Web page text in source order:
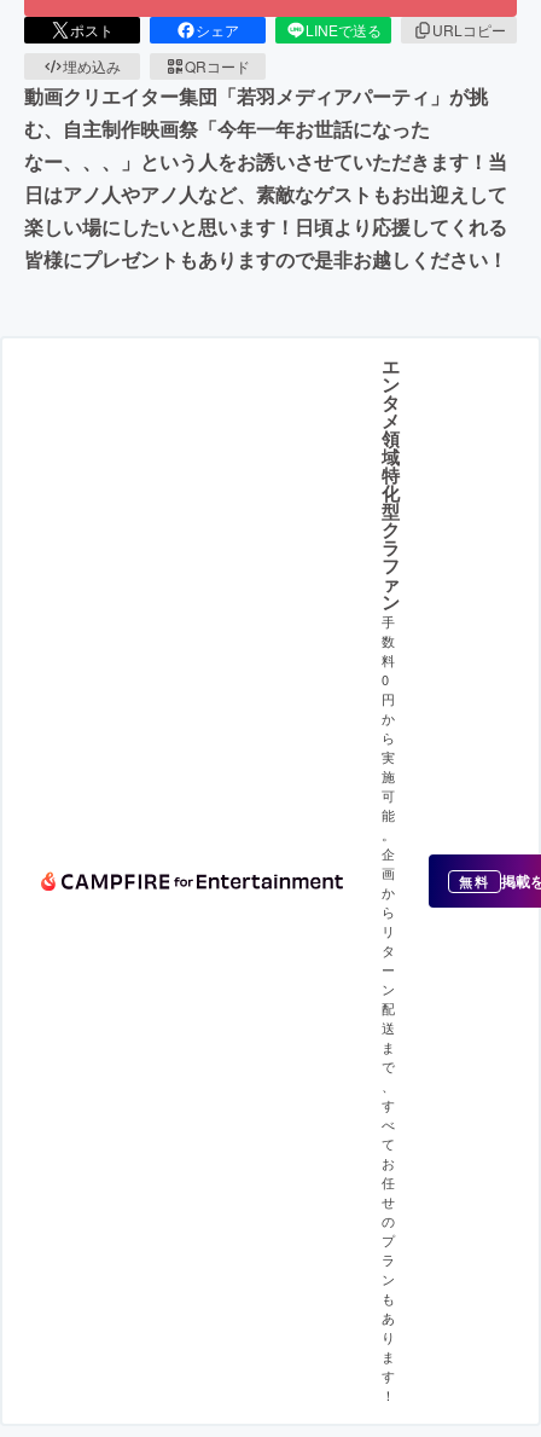
ポスト シェア LINEで送る
URLコピー
埋め込み
QRコード
動画クリエイター集団「若羽メディアパーティ」が挑
む、自主制作映画祭「今年一年お世話になった
なー、、、」という人をお誘いさせていただきます！当
日はアノ人やアノ人など、素敵なゲストもお出迎えして
楽しい場にしたいと思います！日頃より応援してくれる
皆様にプレゼントもありますので是非お越しください！
エ
ン
タ
メ
領
域
特
化
型
ク
ラ
フ
ァ
ン
手
数
料
0
円
か
ら
実
施
可
能
企
画
か
ら
リ
タ
ー
ン
配
送
ま
で
す
べ
て
お
任
せ
の
プ
ラ
ン
も
あ
り
ま
す
！
無料 掲載